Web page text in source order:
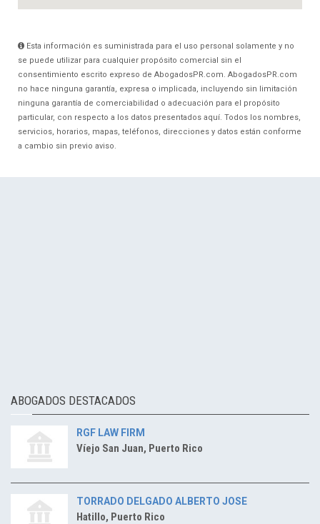
Esta información es suministrada para el uso personal solamente y no
se puede utilizar para cualquier propósito comercial sin el
consentimiento escrito expreso de AbogadosPR.com. AbogadosPR.com
no hace ninguna garantía, expresa o implicada, incluyendo sin limitación
ninguna garantía de comerciabilidad o adecuación para el propósito
particular, con respecto a los datos presentados aquí. Todos los nombres,
servicios, horarios, mapas, teléfonos, direcciones y datos están conforme
a cambio sin previo aviso.
ABOGADOS DESTACADOS
RGF LAW FIRM
Víejo San Juan, Puerto Rico
TORRADO DELGADO ALBERTO JOSE
Hatillo, Puerto Rico